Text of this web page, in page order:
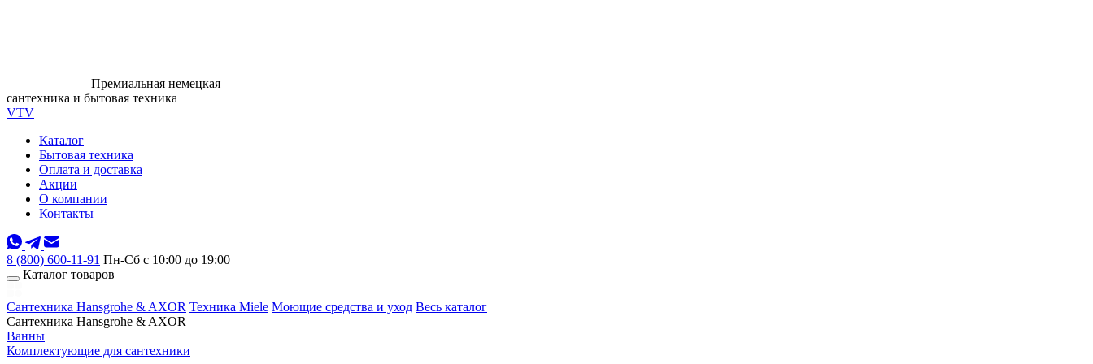
Премиальная немецкая
сантехника и бытовая техника
VTV
Каталог
Бытовая техника
Оплата и доставка
Акции
О компании
Контакты
8 (800) 600-11-91 Пн-Сб с 10:00 до 19:00
Каталог товаров
Сантехника Hansgrohe & AXOR Техника Miele Моющие средства и уход Весь каталог
Сантехника Hansgrohe & AXOR
Ванны
Комплектующие для сантехники